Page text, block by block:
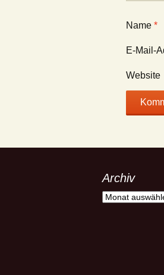
Name *
E-Mail-
Website
Archiv
Archiv